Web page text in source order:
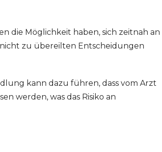
die Möglichkeit haben, sich zeitnah an
zu übereilten Entscheidungen
kann dazu führen, dass vom Arzt
werden, was das Risiko an